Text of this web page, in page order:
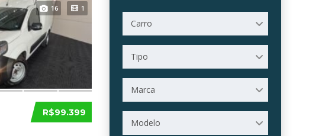
Carro
Tipo
Marca
Modelo
16 1
R$99.399